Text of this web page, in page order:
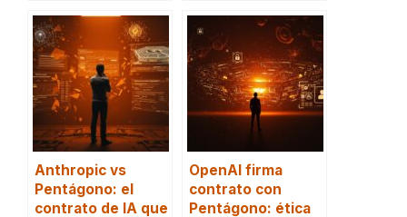
Anthropic vs
Pentágono: el
contrato de IA que
OpenAI firma
contrato con
Pentágono: ética